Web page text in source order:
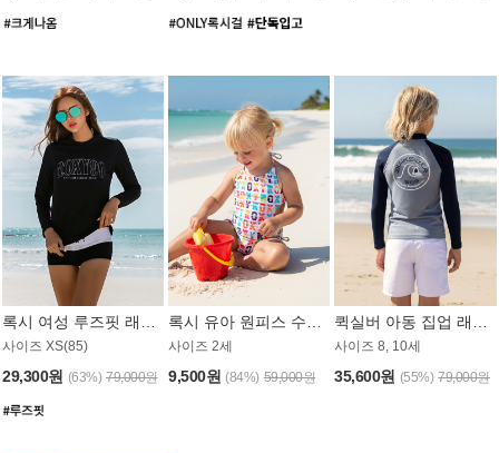
사이즈 XS(85)
29,300원 (63%) 79,000원
사이즈 2세
9,500원 (84%) 59,000원
사이즈 8, 10세
35,600원 (55%) 79,000원